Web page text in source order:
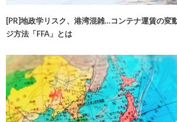
[PR]地政学リスク、港湾混雑…コンテナ運賃の変
ジ方法「FFA」とは